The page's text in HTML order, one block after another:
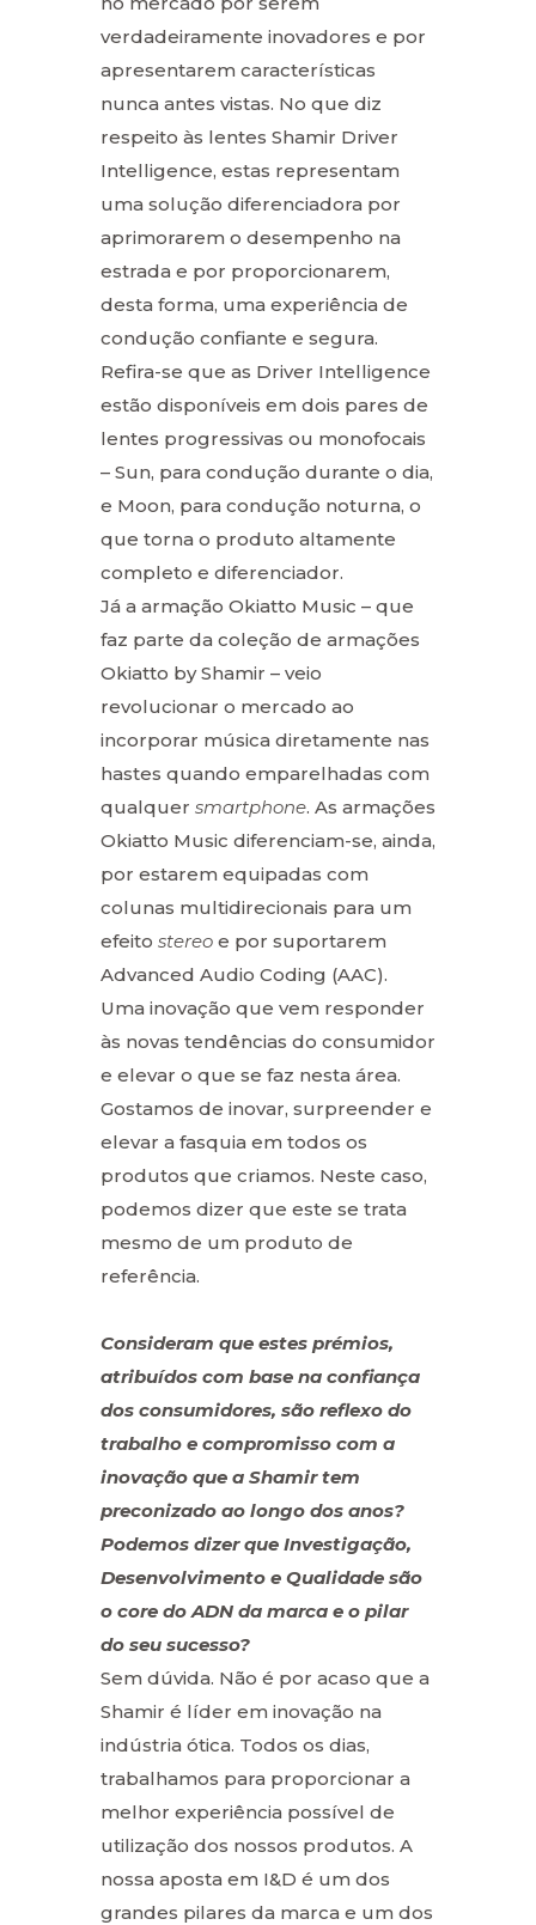
verdadeiramente inovadores e por
apresentarem características
nunca antes vistas. No que diz
respeito às lentes Shamir Driver
Intelligence, estas representam
uma solução diferenciadora por
aprimorarem o desempenho na
estrada e por proporcionarem,
desta forma, uma experiência de
condução confiante e segura.
Refira-se que as Driver Intelligence
estão disponíveis em dois pares de
lentes progressivas ou monofocais
– Sun, para condução durante o dia,
e Moon, para condução noturna, o
que torna o produto altamente
completo e diferenciador.
Já a armação Okiatto Music – que
faz parte da coleção de armações
Okiatto by Shamir – veio
revolucionar o mercado ao
incorporar música diretamente nas
hastes quando emparelhadas com
qualquer smartphone. As armações
Okiatto Music diferenciam-se, ainda,
por estarem equipadas com
colunas multidirecionais para um
efeito stereo e por suportarem
Advanced Audio Coding (AAC).
Uma inovação que vem responder
às novas tendências do consumidor
e elevar o que se faz nesta área.
Gostamos de inovar, surpreender e
elevar a fasquia em todos os
produtos que criamos. Neste caso,
podemos dizer que este se trata
mesmo de um produto de
referência.
Consideram que estes prémios,
atribuídos com base na confiança
dos consumidores, são reflexo do
trabalho e compromisso com a
inovação que a Shamir tem
preconizado ao longo dos anos?
Podemos dizer que Investigação,
Desenvolvimento e Qualidade são
o core do ADN da marca e o pilar
do seu sucesso?
Sem dúvida. Não é por acaso que a
Shamir é líder em inovação na
indústria ótica. Todos os dias,
trabalhamos para proporcionar a
melhor experiência possível de
utilização dos nossos produtos. A
nossa aposta em I&D é um dos
grandes pilares da marca e um dos